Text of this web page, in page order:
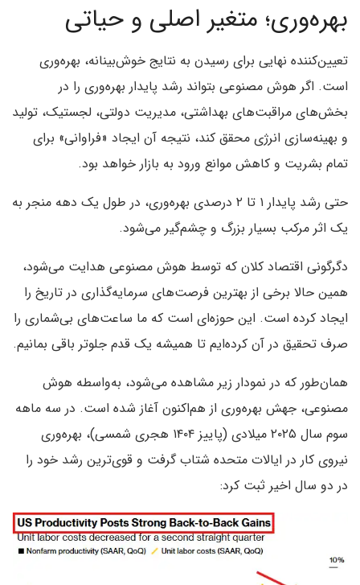
بهره‌وری؛ متغیر اصلی و حیاتی
تعیین‌کننده نهایی برای رسیدن به نتایج خوش‌بینانه، بهره‌وری
است. اگر هوش مصنوعی بتواند رشد پایدار بهره‌وری را در
بخش‌های مراقبت‌های بهداشتی، مدیریت دولتی، لجستیک، تولید
و بهینه‌سازی انرژی محقق کند، نتیجه آن ایجاد «فراوانی» برای
تمام بشریت و کاهش موانع ورود به بازار خواهد بود.
حتی رشد پایدار ۱ تا ۲ درصدی بهره‌وری، در طول یک دهه منجر به
یک اثر مرکب بسیار بزرگ و چشم‌گیر می‌شود.
دگرگونی اقتصاد کلان که توسط هوش مصنوعی هدایت می‌شود،
همین حالا برخی از بهترین فرصت‌های سرمایه‌گذاری در تاریخ را
ایجاد کرده است. این حوزه‌ای است که ما ساعت‌های بی‌شماری را
صرف تحقیق در آن کرده‌ایم تا همیشه یک قدم جلوتر باقی بمانیم.
همان‌طور که در نمودار زیر مشاهده می‌شود، به‌واسطه هوش
مصنوعی، جهش بهره‌وری از هم‌اکنون آغاز شده است. در سه ماهه
سوم سال ۲۰۲۵ میلادی (پاییز ۱۴۰۴ هجری شمسی)، بهره‌وری
نیروی کار در ایالات متحده شتاب گرفت و قوی‌ترین رشد خود را
در دو سال اخیر ثبت کرد: